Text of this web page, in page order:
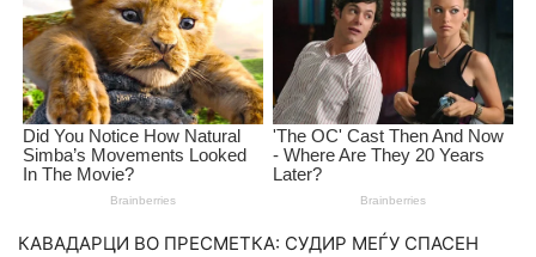
КАВАДАРЦИ ВО ПРЕСМЕТКА: СУДИР МЕЃУ СПАСЕН